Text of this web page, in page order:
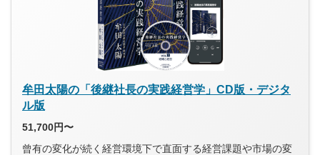
牟田太陽の「後継社長の実践経営学」CD版・デジタ
ル版
51,700円〜
曾有の変化が続く経営環境下で直面する経営課題や市場の変